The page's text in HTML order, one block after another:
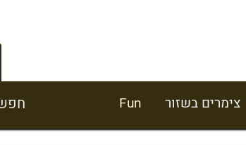
צימרים בשזור Fun